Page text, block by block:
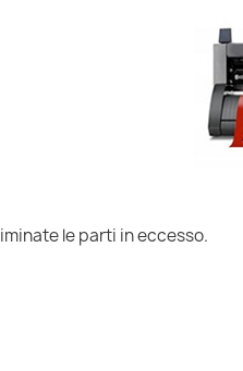
le parti in eccesso.